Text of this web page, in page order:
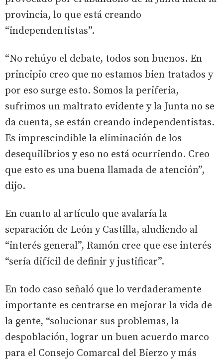
provincia, lo que está creando
“independentistas”.
“No rehúyo el debate, todos son buenos. En
principio creo que no estamos bien tratados y
por eso surge esto. Somos la periferia,
sufrimos un maltrato evidente y la Junta no se
da cuenta, se están creando independentistas.
Es imprescindible la eliminación de los
desequilibrios y eso no está ocurriendo. Creo
que esto es una buena llamada de atención”,
dijo.
En cuanto al artículo que avalaría la
separación de León y Castilla, aludiendo al
“interés general”, Ramón cree que ese interés
“sería difícil de definir y justificar”.
En todo caso señaló que lo verdaderamente
importante es centrarse en mejorar la vida de
la gente, “solucionar sus problemas, la
despoblación, lograr un buen acuerdo marco
para el Consejo Comarcal del Bierzo y más